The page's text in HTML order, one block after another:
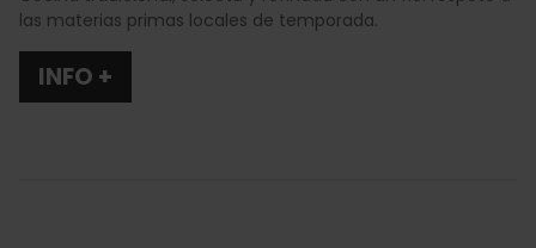
las materias primas locales de temporada.
INFO +